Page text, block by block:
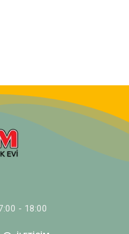
- 18:00